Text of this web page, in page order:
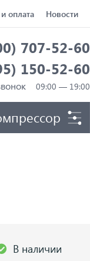
оплата Новости
707-52-60
150-52-60
В наличии